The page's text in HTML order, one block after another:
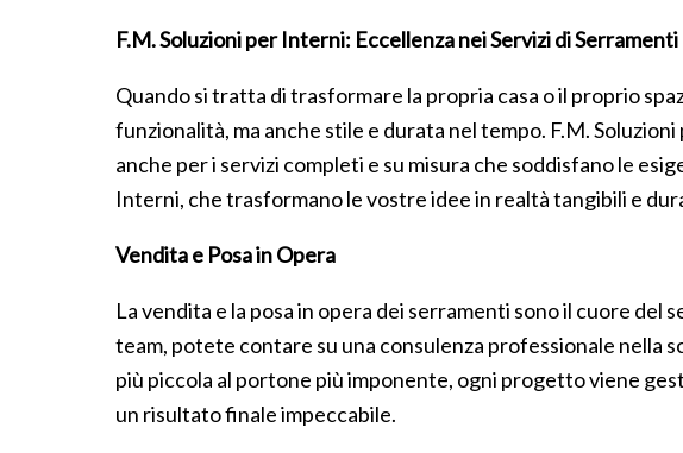
F.M. Soluzioni per Interni: Eccellenza nei Servizi di Serramenti
Quando si tratta di trasformare la propria casa o il proprio
funzionalità, ma anche stile e durata nel tempo. F.M.
anche per i servizi completi e su misura che soddisfano le
Interni, che trasformano le vostre idee in realtà tangibili e
Vendita e Posa in Opera
La vendita e la posa in opera dei serramenti sono il cuore del
team, potete contare su una consulenza professionale nella
più piccola al portone più imponente, ogni progetto viene
un risultato finale impeccabile.